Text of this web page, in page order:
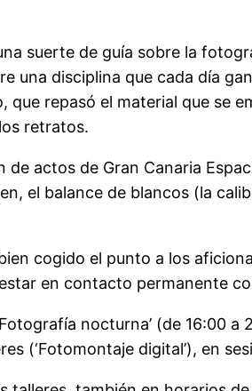
suerte de guía sobre la
una disciplina que cada día
repasó el material que se
retratos.
actos de Gran Canaria
el balance de blancos (la
cogido el punto a los
en contacto permanente
nocturna’ (de 16:00
(‘Fotomontaje digital’), en